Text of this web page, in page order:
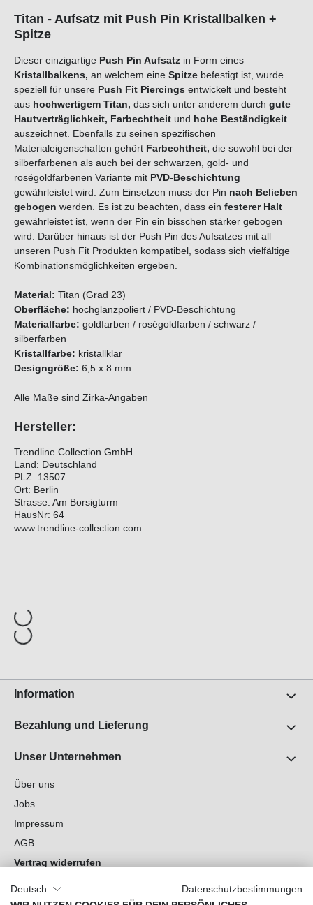
Titan - Aufsatz mit Push Pin Kristallbalken +
Spitze
Dieser einzigartige Push Pin Aufsatz in Form eines
Kristallbalkens, an welchem eine Spitze befestigt ist, wurde
speziell für unsere Push Fit Piercings entwickelt und besteht
aus hochwertigem Titan, das sich unter anderem durch gute
Hautverträglichkeit, Farbechtheit und hohe Beständigkeit
auszeichnet. Ebenfalls zu seinen spezifischen
Materialeigenschaften gehört Farbechtheit, die sowohl bei der
silberfarbenen als auch bei der schwarzen, gold- und
roségoldfarbenen Variante mit PVD-Beschichtung
gewährleistet wird. Zum Einsetzen muss der Pin nach Belieben
gebogen werden. Es ist zu beachten, dass ein festerer Halt
gewährleistet ist, wenn der Pin ein bisschen stärker gebogen
wird. Darüber hinaus ist der Push Pin des Aufsatzes mit all
unseren Push Fit Produkten kompatibel, sodass sich vielfältige
Kombinationsmöglichkeiten ergeben.
Material: Titan (Grad 23)
Oberfläche: hochglanzpoliert / PVD-Beschichtung
Materialfarbe: goldfarben / roségoldfarben / schwarz /
silberfarben
Kristallfarbe: kristallklar
Designgröße: 6,5 x 8 mm
Alle Maße sind Zirka-Angaben
Hersteller:
Trendline Collection GmbH
Land: Deutschland
PLZ: 13507
Ort: Berlin
Strasse: Am Borsigturm
HausNr: 64
www.trendline-collection.com
Information
Bezahlung und Lieferung
Unser Unternehmen
Über uns
Jobs
Impressum
AGB
Vertrag widerrufen
Cookie-Einstellungen
Deutsch
Datenschutzbestimmungen